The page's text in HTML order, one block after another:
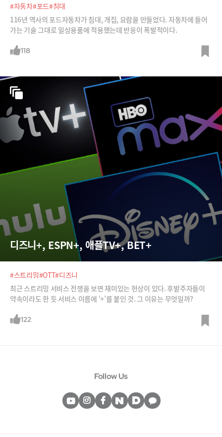
#자동차#포드#침대
116년 역사의 포드자동차가 침대, 개집, 요람을 만들었다. 자동차에 들어
가는 기술 그대로 일상용품에 적용했는데 반응이 폭발적이다.
118
디즈니+, ESPN+, 애플TV+, BET+
#스트리밍#OTT#디즈니
최근 스트리밍 서비스 전쟁을 보면 재미있는 현상이 있다. 후발주자들이
약속이라도 한 듯 서비스 이름에 ‘+’를 붙인 것. 그 이유는 무엇일까?
122
Follow Us